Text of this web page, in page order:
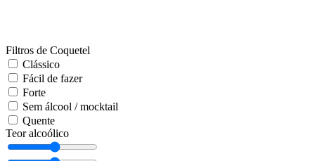
Filtros de Coquetel
Clássico
Fácil de fazer
Forte
Sem álcool / mocktail
Quente
Teor alcoólico